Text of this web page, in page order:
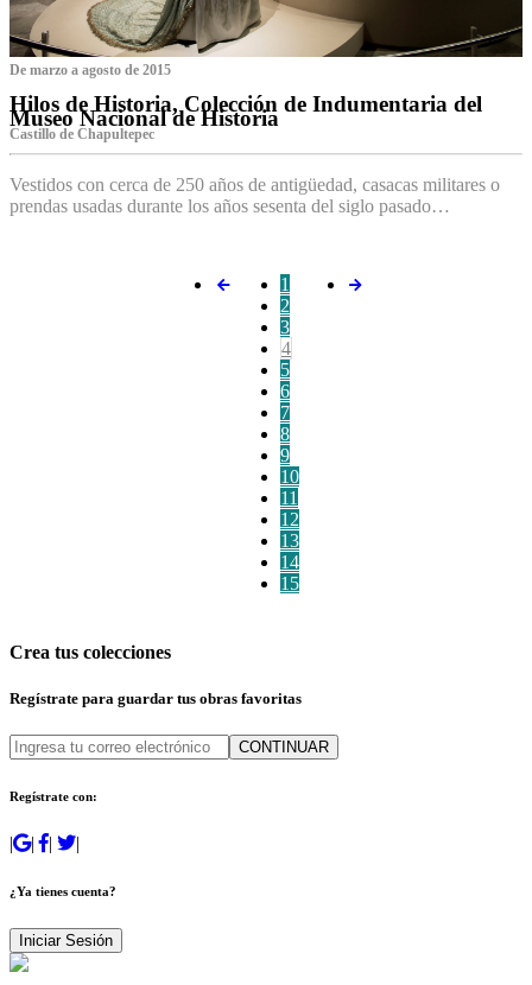
De marzo a agosto de 2015
Hilos de Historia, Colección de Indumentaria del
Museo Nacional de Historia
Castillo de Chapultepec
Vestidos con cerca de 250 años de antigüedad, casacas militares o
prendas usadas durante los años sesenta del siglo pasado…
1
2
3
4
5
6
7
8
9
10
11
12
13
14
15
Crea tus colecciones
Regístrate para guardar tus obras favoritas
CONTINUAR
Regístrate con:
| | | |
¿Ya tienes cuenta?
Iniciar Sesión